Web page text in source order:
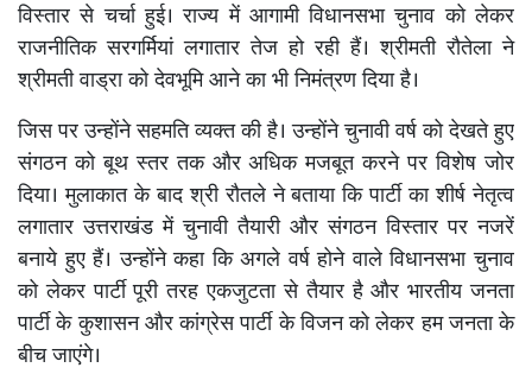
विस्तार से चर्चा हुई। राज्य में आगामी विधानसभा चुनाव को लेकर
राजनीतिक सरगर्मियां लगातार तेज हो रही हैं। श्रीमती रौतेला ने
श्रीमती वाड्रा को देवभूमि आने का भी निमंत्रण दिया है।
जिस पर उन्होंने सहमति व्यक्त की है। उन्होंने चुनावी वर्ष को देखते हुए
संगठन को बूथ स्तर तक और अधिक मजबूत करने पर विशेष जोर
दिया। मुलाकात के बाद श्री रौतले ने बताया कि पार्टी का शीर्ष नेतृत्व
लगातार उत्तराखंड में चुनावी तैयारी और संगठन विस्तार पर नजरें
बनाये हुए हैं। उन्होंने कहा कि अगले वर्ष होने वाले विधानसभा चुनाव
को लेकर पार्टी पूरी तरह एकजुटता से तैयार है और भारतीय जनता
पार्टी के कुशासन और कांग्रेस पार्टी के विजन को लेकर हम जनता के
बीच जाएंगे।